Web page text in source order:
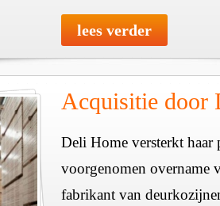
lees verder
Acquisitie door
Deli Home versterkt haar
voorgenomen overname
fabrikant van